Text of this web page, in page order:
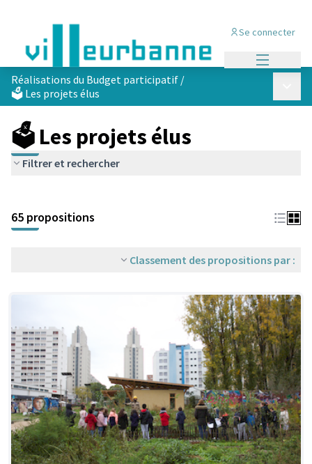
Se connecter
Réalisations du Budget participatif /
🗳️ Les projets élus
🗳️ Les projets élus
Filtrer et rechercher
+
−
65 propositions
Classement des propositions par :